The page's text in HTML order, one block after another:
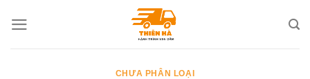
CHƯA PHÂN LOẠI